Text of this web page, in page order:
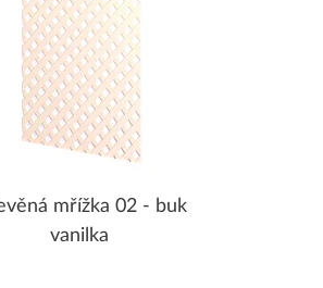
mřížka 02 - buk
vanilka